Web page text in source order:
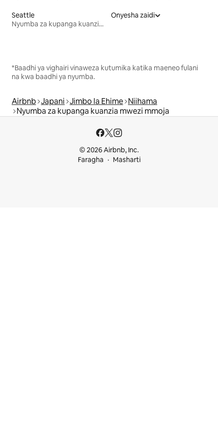
Seattle
Nyumba za kupanga kuanzia mwezi mmoja
Onyesha zaidi
*Baadhi ya vighairi vinaweza kutumika katika maeneo fulani
na kwa baadhi ya nyumba.
Airbnb Japani Jimbo la Ehime Niihama
Nyumba za kupanga kuanzia mwezi mmoja
© 2026 Airbnb, Inc.
Faragha
Masharti